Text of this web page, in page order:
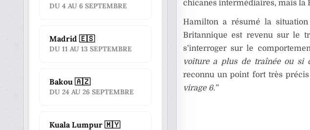
chicanes intermédiaires, mais la
Hamilton a résumé la
Britannique est revenu sur le
s’interroger sur le
voiture a plus de traînée ou si
reconnu un point fort très
virage 6.”
DU 4 AU 6 SEPTEMBRE
Madrid 🇪🇸
DU 11 AU 13 SEPTEMBRE
Bakou 🇦🇿
DU 24 AU 26 SEPTEMBRE
Kuala Lumpur 🇲🇾